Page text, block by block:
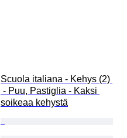
Scuola italiana - Kehys (2)
- Puu, Pastiglia - Kaksi
soikeaa kehystä